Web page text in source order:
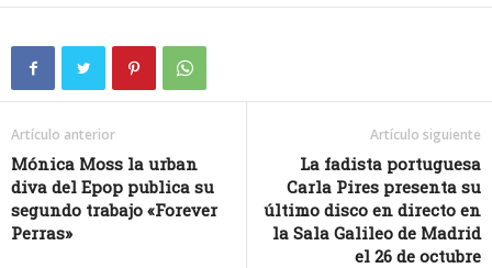
Artículo anterior
Mónica Moss la urban
diva del Epop publica su
segundo trabajo «Forever
Perras»
Artículo siguiente
La fadista portuguesa
Carla Pires presenta su
último disco en directo en
la Sala Galileo de Madrid
el 26 de octubre